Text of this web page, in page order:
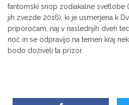
fantomski snop zodiakalne svetlobe
jih zvezde 2016), ki je usmerjena k
priporočam, naj v naslednjih dveh
noč in se odpravijo na temen kraj
bodo doživeli ta prizor.